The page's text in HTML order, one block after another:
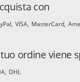
con
VISA MasterCard
ordine viene
DHL